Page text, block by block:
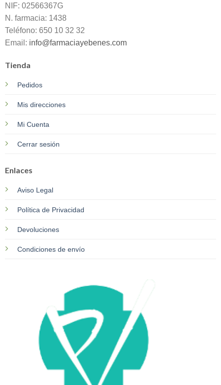
NIF: 02566367G
N. farmacia: 1438
Teléfono: 650 10 32 32
Email: info@farmaciayebenes.com
Tienda
Pedidos
Mis direcciones
Mi Cuenta
Cerrar sesión
Enlaces
Aviso Legal
Política de Privacidad
Devoluciones
Condiciones de envío